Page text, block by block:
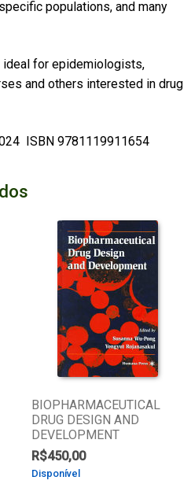
populations, and many
for epidemiologists,
and others interested in drug
ISBN 9781119911654
BIOPHARMACEUTICAL
DRUG DESIGN AND
DEVELOPMENT
R$450,00
Disponível